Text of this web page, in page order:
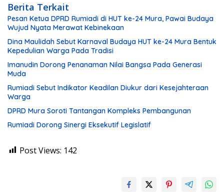
Berita Terkait
Pesan Ketua DPRD Rumiadi di HUT ke-24 Mura, Pawai Budaya
Wujud Nyata Merawat Kebinekaan
Dina Maulidah Sebut Karnaval Budaya HUT ke-24 Mura Bentuk
Kepedulian Warga Pada Tradisi
Imanudin Dorong Penanaman Nilai Bangsa Pada Generasi
Muda
Rumiadi Sebut Indikator Keadilan Diukur dari Kesejahteraan
Warga
DPRD Mura Soroti Tantangan Kompleks Pembangunan
Rumiadi Dorong Sinergi Eksekutif Legislatif
Post Views: 142